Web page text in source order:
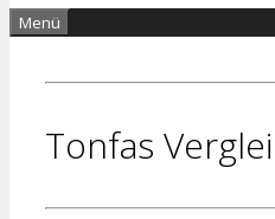
Menü
Tonfas